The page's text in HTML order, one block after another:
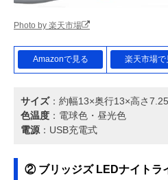
Photo by 楽天市場
Amazonで見る 楽天市場で
サイズ：約幅13×奥行13×高さ
色温度 ：電球色・昼光色
電源 ：USB充電式
② ブリッジズ LEDナイトラ